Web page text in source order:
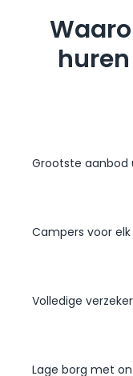
Grootste aanbod
Campers voor
Volledige
Lage borg met